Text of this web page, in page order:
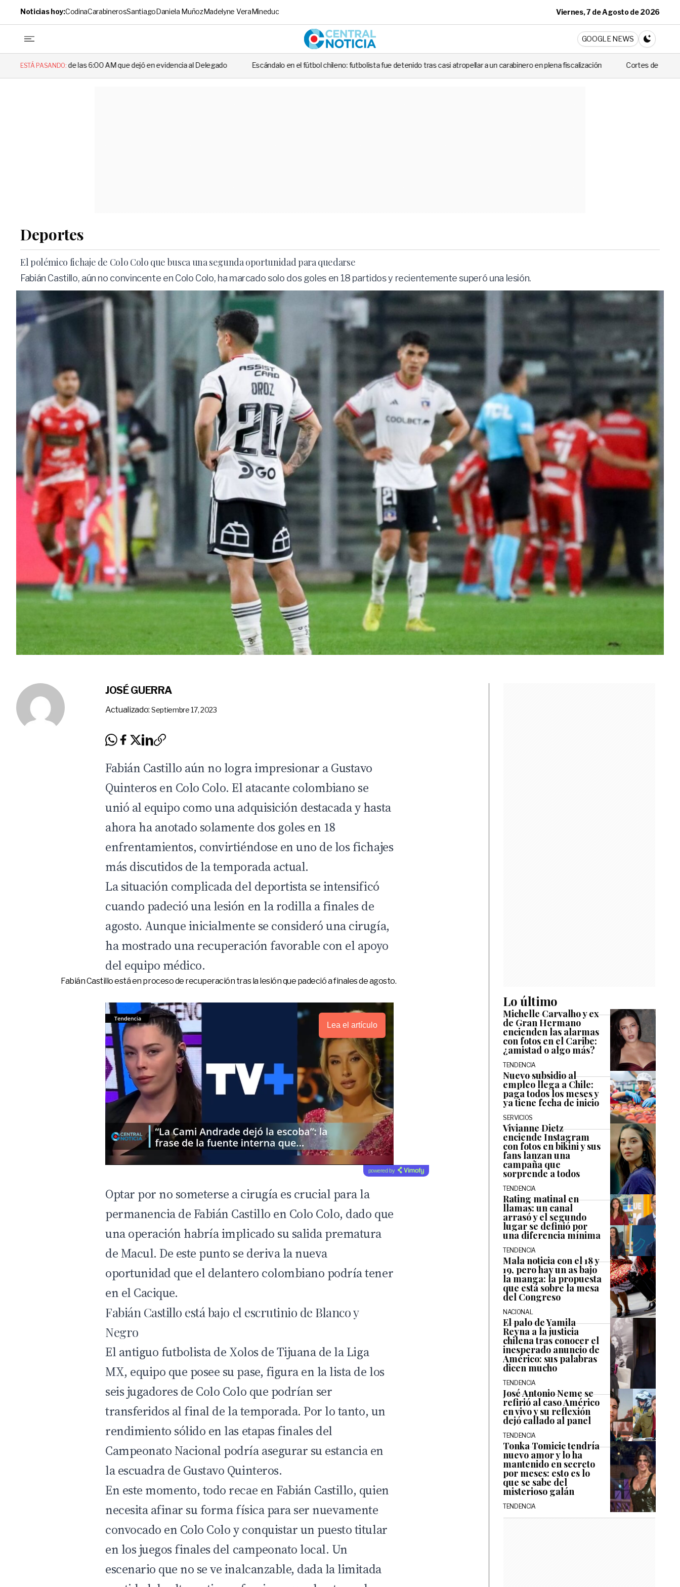
Noticias hoy:CodinaCarabinerosSantiagoDaniela MuñozMadelyne VeraMineduc Viernes, 7 de Agosto de 2026
Central Noticia
GOOGLE NEWS
CAMBIA A
ESTÁ PASANDO:
que dejó en evidencia al Delegado Escándalo en el fútbol chileno: futbolista fue detenido tras casi atropellar a un carabinero en plena fiscalización Cortes de luz de hasta 8 horas afectarán este
Deportes
El polémico fichaje de Colo Colo que busca una segunda oportunidad para quedarse
Fabián Castillo, aún no convincente en Colo Colo, ha marcado solo dos goles en 18 partidos y recientemente superó una lesión.
JOSÉ GUERRA
Actualizado: Septiembre 17, 2023
Fabián Castillo aún no logra impresionar aGustavo
Quinterosen Colo Colo. El atacante colombiano se
unió al equipo como una adquisición destacada y hasta
ahora ha anotado solamente dos goles en 18
enfrentamientos, convirtiéndose en uno de los fichajes
más discutidos de la temporada actual.
La situación complicada del deportista se intensificó
cuando padeció una lesión en la rodilla a finales de
agosto. Aunque inicialmente se consideró una cirugía,
ha mostrado una recuperación favorable con el apoyo
del equipo médico.
Fabián Castillo está en proceso de recuperación tras la lesión que padeció a finales de agosto.
Lea el artículo
powered by
Optar por no someterse a cirugía es crucial para la
permanencia de Fabián Castillo en Colo Colo, dado que
una operación habría implicado su salida prematura
de Macul. De este punto se deriva la nueva
oportunidad que el delantero colombiano podría tener
en el Cacique.
Fabián Castillo está bajo el escrutinio de Blanco y
Negro
El antiguo futbolista de Xolos de Tijuana de la Liga
MX, equipo que posee su pase, figura en la lista de los
seis jugadores de Colo Colo que podrían ser
transferidos al final de la temporada. Por lo tanto, un
rendimiento sólido en las etapas finales del
Campeonato Nacional podría asegurar su estancia en
la escuadra de Gustavo Quinteros.
En este momento, todo recae en Fabián Castillo, quien
necesita afinar su forma física para ser nuevamente
convocado en Colo Colo y conquistar un puesto titular
en los juegos finales del campeonato local. Un
escenario que no se ve inalcanzable, dada la limitada
Lo último
Michelle Carvalho y ex
de Gran Hermano
encienden las alarmas
con fotos en el Caribe:
¿amistad o algo más?
TENDENCIA
Nuevo subsidio al
empleo llega a Chile:
paga todos los meses y
ya tiene fecha de inicio
SERVICIOS
Vivianne Dietz
enciende Instagram
con fotos en bikini y sus
fans lanzan una
campaña que
sorprende a todos
TENDENCIA
Rating matinal en
llamas: un canal
arrasó y el segundo
lugar se definió por
una diferencia mínima
TENDENCIA
Mala noticia con el 18 y
19, pero hay un as bajo
la manga: la propuesta
que está sobre la mesa
del Congreso
NACIONAL
El palo de Yamila
Reyna a la justicia
chilena tras conocer el
inesperado anuncio de
Américo: sus palabras
dicen mucho
TENDENCIA
José Antonio Neme se
refirió al caso Américo
en vivo y su reflexión
dejó callado al panel
TENDENCIA
Tonka Tomicic tendría
nuevo amor y lo ha
mantenido en secreto
por meses: esto es lo
que se sabe del
misterioso galán
TENDENCIA